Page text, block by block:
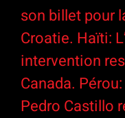
son billet pour
Croatie. Haïti:
intervention
Canada.
Pedro Castillo